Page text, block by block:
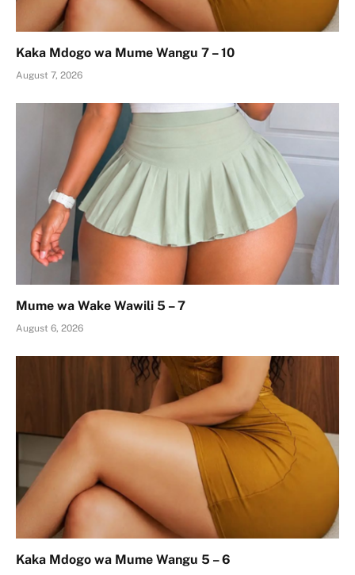
Kaka Mdogo wa Mume Wangu 7 – 10
August 7, 2026
Mume wa Wake Wawili 5 – 7
August 6, 2026
Kaka Mdogo wa Mume Wangu 5 – 6